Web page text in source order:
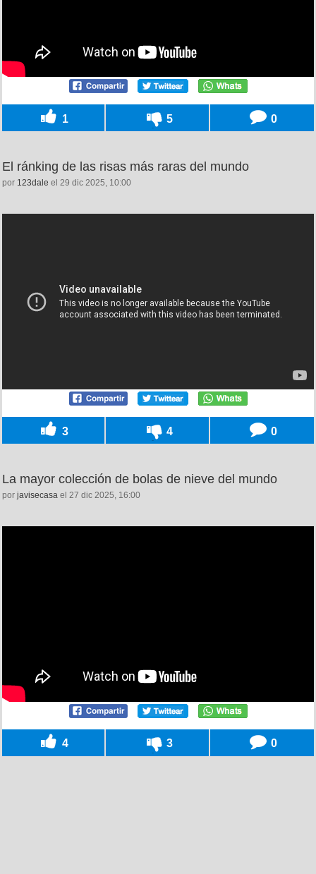
1 5 0
El ránking de las risas más raras del mundo
por 123dale el 29 dic 2025, 10:00
3 4 0
La mayor colección de bolas de nieve del mundo
por javisecasa el 27 dic 2025, 16:00
4 3 0